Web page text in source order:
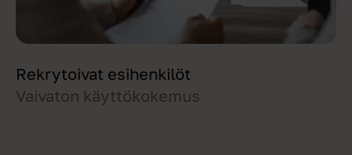
Rekrytoivat esihenkilöt
Vaivaton käyttökokemus